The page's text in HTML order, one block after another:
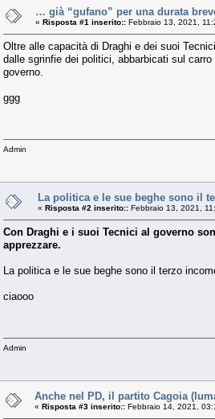
… già “gufano” per una durata
« Risposta #1 inserito:: Febbraio 13, 2021,
Oltre alle capacità di Draghi e dei suoi
dalle sgrinfie dei politici, abbarbicati sul
governo.
ggg
Admin
La politica e le sue beghe sono il
« Risposta #2 inserito:: Febbraio 13, 2021,
Con Draghi e i suoi Tecnici al governo
apprezzare.
La politica e le sue beghe sono il terzo
ciaooo
Admin
Anche nel PD, il partito Cagoia
« Risposta #3 inserito:: Febbraio 14, 2021,